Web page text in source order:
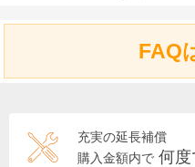
FAQ
充実の延長補償
購入金額内で 何度